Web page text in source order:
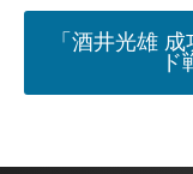
「酒井光雄
ド